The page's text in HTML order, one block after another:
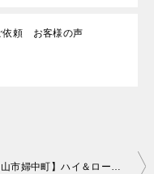
依頼 お客様の声
【富山市婦中町】ハイ＆ローチェアの回収・処分ご依頼 お客様の声